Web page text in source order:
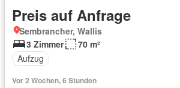
Preis auf Anfrage
Sembrancher, Wallis
3 Zimmer
70 m²
Aufzug
Vor 2 Wochen, 6 Stunden